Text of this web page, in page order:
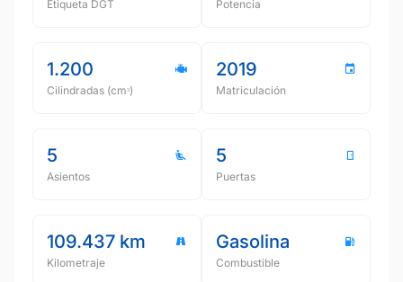
Etiqueta DGT Potencia
1.200
Cilindradas (cmᵌ)
2019
Matriculación
5
Asientos
5
Puertas
109.437 km
Kilometraje
Gasolina
Combustible